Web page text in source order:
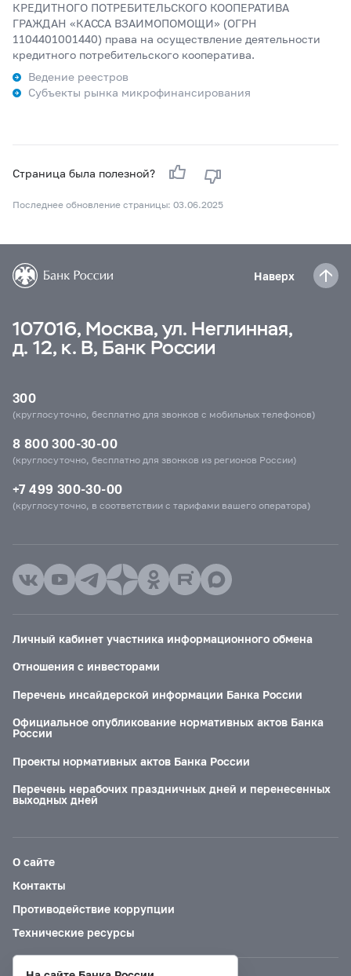
КРЕДИТНОГО ПОТРЕБИТЕЛЬСКОГО КООПЕРАТИВА
ГРАЖДАН «КАССА ВЗАИМОПОМОЩИ» (ОГРН
1104401001440) права на осуществление деятельности
кредитного потребительского кооператива.
Ведение реестров
Субъекты рынка микрофинансирования
Страница была полезной?
Последнее обновление страницы: 03.06.2025
Наверх
107016, Москва, ул. Неглинная,
д. 12, к. В, Банк России
300
(круглосуточно, бесплатно для звонков с мобильных телефонов)
8 800 300-30-00
(круглосуточно, бесплатно для звонков из регионов России)
+7 499 300-30-00
(круглосуточно, в соответствии с тарифами вашего оператора)
Личный кабинет участника информационного обмена
Отношения с инвесторами
Перечень инсайдерской информации Банка России
Официальное опубликование нормативных актов Банка
России
Проекты нормативных актов Банка России
Перечень нерабочих праздничных дней и перенесенных
выходных дней
О сайте
Контакты
Противодействие коррупции
Технические ресурсы